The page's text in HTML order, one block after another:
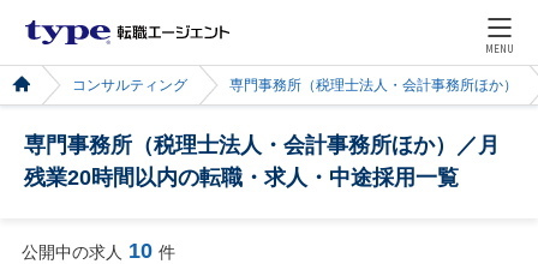
MENU
コンサルティング 専門事務所（税理士法人・会計事務所ほか）
専門事務所（税理士法人・会計事務所ほか）／月
残業20時間以内の転職・求人・中途採用一覧
公開中の求人 10 件